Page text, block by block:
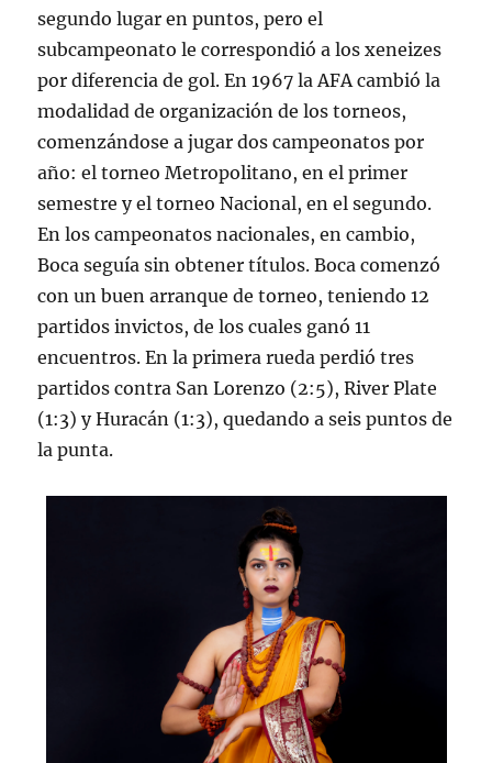
segundo lugar en puntos, pero el
subcampeonato le correspondió a los xeneizes
por diferencia de gol. En 1967 la AFA cambió la
modalidad de organización de los torneos,
comenzándose a jugar dos campeonatos por
año: el torneo Metropolitano, en el primer
semestre y el torneo Nacional, en el segundo.
En los campeonatos nacionales, en cambio,
Boca seguía sin obtener títulos. Boca comenzó
con un buen arranque de torneo, teniendo 12
partidos invictos, de los cuales ganó 11
encuentros. En la primera rueda perdió tres
partidos contra San Lorenzo (2:5), River Plate
(1:3) y Huracán (1:3), quedando a seis puntos de
la punta.